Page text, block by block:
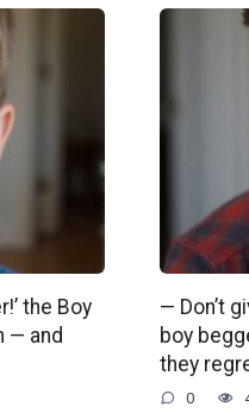
the Boy
— and
— Don’t
boy
they
0